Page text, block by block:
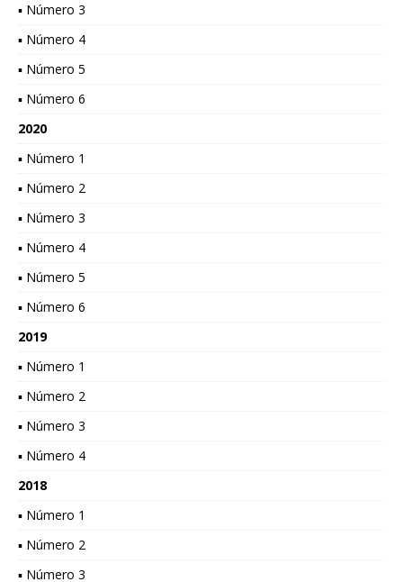
▪ Número 3
▪ Número 4
▪ Número 5
▪ Número 6
2020
▪ Número 1
▪ Número 2
▪ Número 3
▪ Número 4
▪ Número 5
▪ Número 6
2019
▪ Número 1
▪ Número 2
▪ Número 3
▪ Número 4
2018
▪ Número 1
▪ Número 2
▪ Número 3